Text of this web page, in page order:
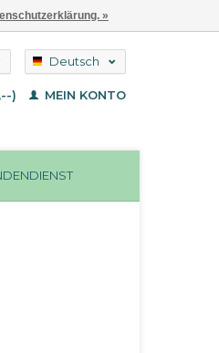
Deutsch
Français
) MEIN KONTO
»